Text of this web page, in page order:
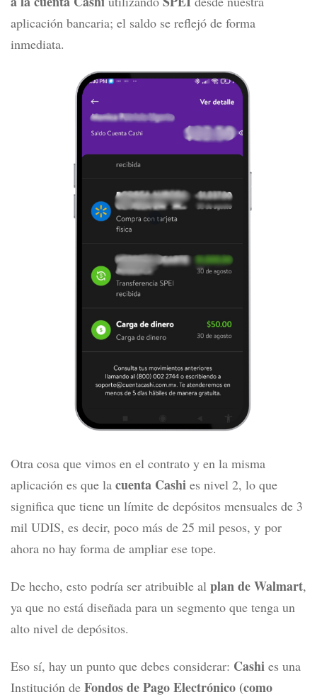
aplicación bancaria; el saldo se reflejó de forma
inmediata.
Otra cosa que vimos en el contrato y en la misma
aplicación es que la cuenta Cashi es nivel 2, lo que
significa que tiene un límite de depósitos mensuales de 3
mil UDIS, es decir, poco más de 25 mil pesos, y por
ahora no hay forma de ampliar ese tope.
De hecho, esto podría ser atribuible al plan de Walmart,
ya que no está diseñada para un segmento que tenga un
alto nivel de depósitos.
Eso sí, hay un punto que debes considerar: Cashi es una
Institución de Fondos de Pago Electrónico (como